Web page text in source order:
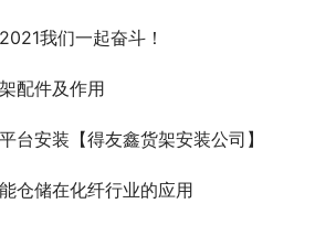
我们一起奋斗！
配件及作用
台安装【得友鑫货架安装公司】
仓储在化纤行业的应用